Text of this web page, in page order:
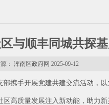
与顺丰同城共探
： 浑南区政府网 2025-09-12
携手开展党建共建交流活动，
高质量发展注入新动能，助力